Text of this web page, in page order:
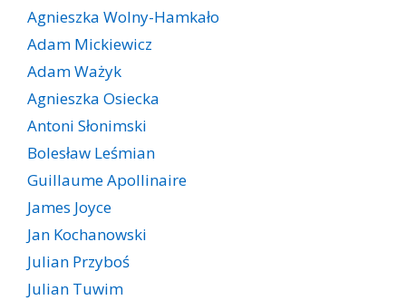
Agnieszka Wolny-Hamkało
Adam Mickiewicz
Adam Ważyk
Agnieszka Osiecka
Antoni Słonimski
Bolesław Leśmian
Guillaume Apollinaire
James Joyce
Jan Kochanowski
Julian Przyboś
Julian Tuwim